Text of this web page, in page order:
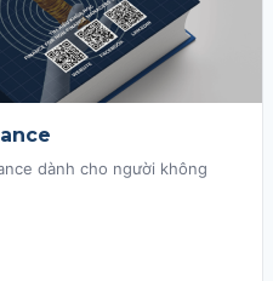
dành cho người không